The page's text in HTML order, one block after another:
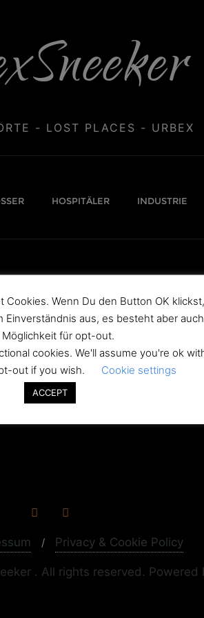
- LOST PLACES - URBEX
HOSPITÄLER INDUSTRIE
Privacy & Cookie Policy
. All rights reserved. Powered
Cookies. Wenn Du den Button OK klickst,
Einverständnis aus, es besteht aber auch
Möglichkeit für opt-out.
cookies. We'll assume you're ok
out if you wish.
Cookie settings
ACCEPT